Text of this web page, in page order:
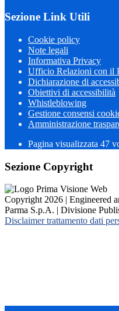
Sezione Link Utili
Cookie policy
Note legali
Informativa Privacy
Ufficio Relazioni con il
Dichiarazione di
Obiettivi di accessibilità
Whistleblowing
Gestione consensi
Amministrazione
Pagina visualizzata 47
Sezione Copyright
Copyright 2026 | Engineered
Parma S.p.A. | Divisione
Disclaimer trattamento dati